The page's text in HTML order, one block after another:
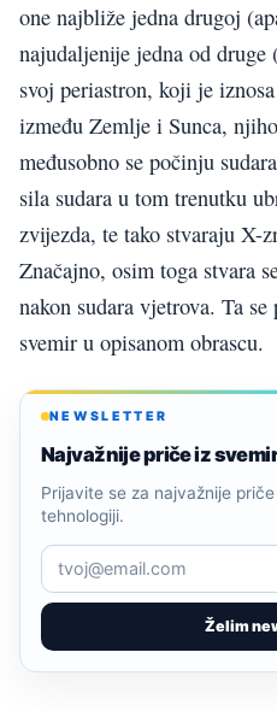
one najbliže jedna drugoj
najudaljenije jedna od druge
svoj periastron, koji je
između Zemlje i Sunca,
međusobno se počinju
sila sudara u tom trenutku
zvijezda, te tako stvaraju X-
Značajno, osim toga stvara
nakon sudara vjetrova. Ta
svemir u opisanom obrascu.
NEWSLETTER
Najvažnije priče iz
Želim
Prijavite se za najvažnije
tehnologiji.